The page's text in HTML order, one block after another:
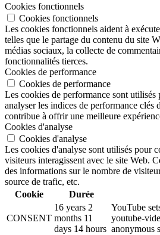
Cookies fonctionnels
Cookies fonctionnels
Les cookies fonctionnels aident à
telles que le partage du contenu du site
médias sociaux, la collecte de
fonctionnalités tierces.
Cookies de performance
Cookies de performance
Les cookies de performance sont utilisés
analyser les indices de performance clés
contribue à offrir une meilleure
Cookies d'analyse
Cookies d'analyse
Les cookies d'analyse sont utilisés pour
visiteurs interagissent avec le site Web.
des informations sur le nombre de
source de trafic, etc.
Cookie
Durée
CONSENT
16 years 2
months 11
days 14 hours
YouTube
youtube-
anonymous